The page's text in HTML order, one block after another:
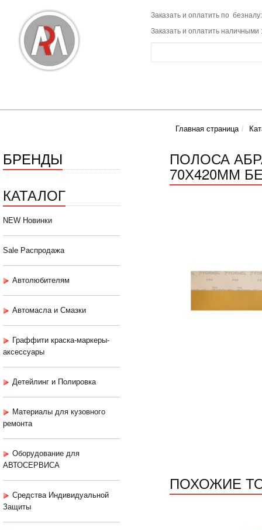
Заказать и оплатить по
Заказать и оплатить наличными
Главная страница
БРЕНДЫ
КАТАЛОГ
NEW Новинки
Sale Распродажа
Автолюбителям
Автомасла и Смазки
Граффити краска-маркеры-
аксессуары
Детейлинг и Полировка
Материалы для кузовного
ремонта
Оборудование для
АВТОСЕРВИСА
Средства Индивидуальной
Защиты
ПОЛОСА
70Х420ММ
ПОХОЖИЕ